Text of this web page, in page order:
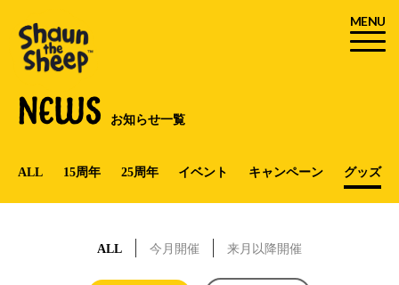
MENU
NEWS お知らせ一覧
ALL 15周年 25周年 イベント キャンペーン グッズ
ALL 今月開催 来月以降開催